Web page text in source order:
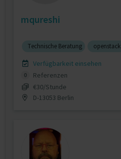
mqureshi
Technische Beratung openstack
Verfügbarkeit einsehen
0
Referenzen
€30/Stunde
D-13053 Berlin